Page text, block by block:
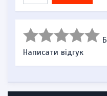
Написати відгук